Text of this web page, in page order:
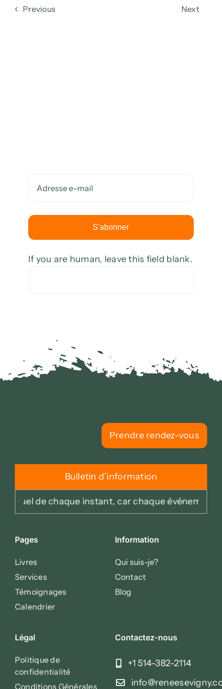
Previous Next
Newsletter
S'abonner
If you are human, leave this field blank.
Prendre rendez-vous
Bulletin d’information
rituel de chaque instant, car chaque événement
Pages
Livres
Services
Témoignages
Calendrier
Information
Qui suis-je?
Contact
Blog
Légal
Politique de
confidentialité
Conditions Générales
Contactez-nous
+1 514-382-2114